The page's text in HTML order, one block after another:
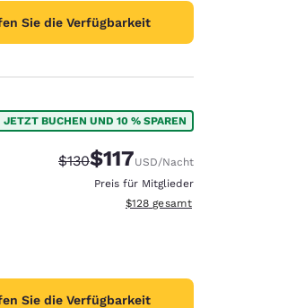
Sie die Verfügbarkeit
JETZT BUCHEN UND 10 % SPAREN
Durchgestrichener Preis:
$130Vergünstigter Preis:
$117USD/Nacht
Preis für Mitglieder
Geschätzte Gesamtdetails
$128 gesamt
Sie die Verfügbarkeit